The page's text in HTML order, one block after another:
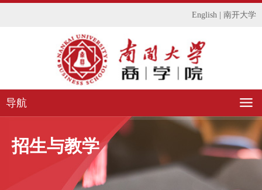
English 南开大学
导航
招生与教学